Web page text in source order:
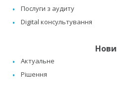
Послуги з аудиту
Digital консультування
Актуальне
Рішення